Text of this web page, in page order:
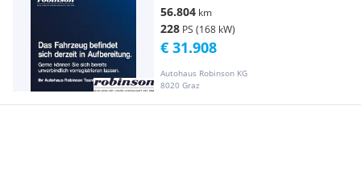
56.804 km
228 PS (168 kW)
Autohaus Robinson KG
8020 Graz
€ 31.908